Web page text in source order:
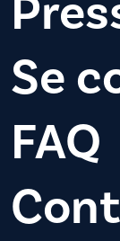
Se
FAQ